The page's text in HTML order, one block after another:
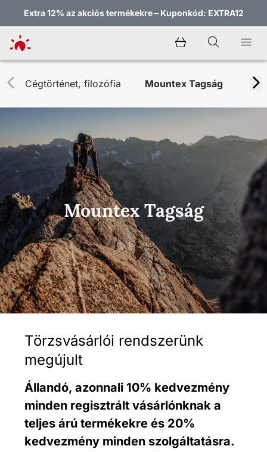
Extra 12% az akciós termékekre – Kuponkód: EXTRA12
Cégtörténet, filozófia Mountex Tagság
Mountex Tagság
Törzsvásárlói rendszerünk
megújult​​​​​​​​​​​​​​
Állandó, azonnali 10% kedvezmény
minden regisztrált vásárlónknak a
teljes árú termékekre és 20%
kedvezmény minden szolgáltatásra.